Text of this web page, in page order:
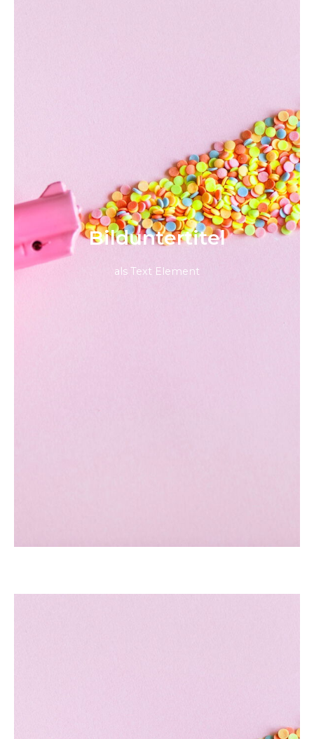
Bild­unter­titel
als Text Element